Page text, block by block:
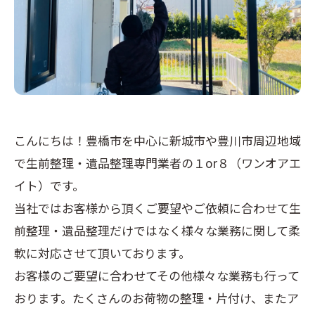
こんにちは！豊橋市を中心に新城市や豊川市周辺地域
で生前整理・遺品整理専門業者の１or８（ワンオアエ
イト）です。
当社ではお客様から頂くご要望やご依頼に合わせて生
前整理・遺品整理だけではなく様々な業務に関して柔
軟に対応させて頂いております。
お客様のご要望に合わせてその他様々な業務も行って
おります。たくさんのお荷物の整理・片付け、またア